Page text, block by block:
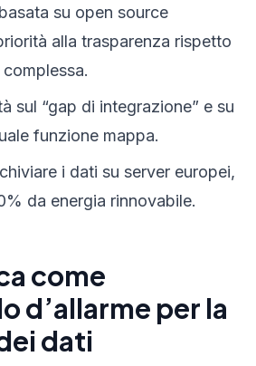
su open source
alla trasparenza rispetto
sul “gap di integrazione” e su
funzione mappa.
i dati su server europei,
da energia rinnovabile.
come
d’allarme per la
dati